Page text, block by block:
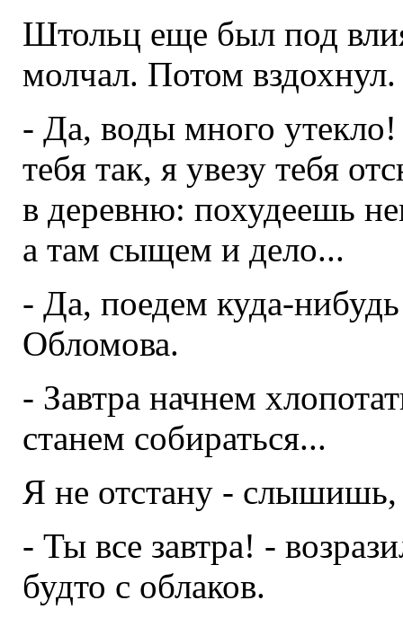
Штольц еще был под
молчал. Потом вздохнул.
- Да, воды много
тебя так, я увезу тебя
в деревню: похудеешь
а там сыщем и дело...
- Да, поедем куда-
Обломова.
- Завтра начнем
станем собираться...
Я не отстану -
- Ты все завтра! -
будто с облаков.